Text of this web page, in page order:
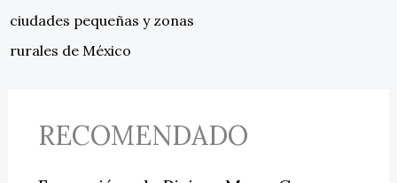
ciudades pequeñas y zonas
rurales de México
RECOMENDADO